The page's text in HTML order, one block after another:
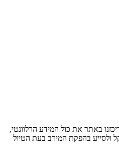
באתר את כול המידע הרלוונטי,
ולסייע בהפקת המירב בעת הטיול